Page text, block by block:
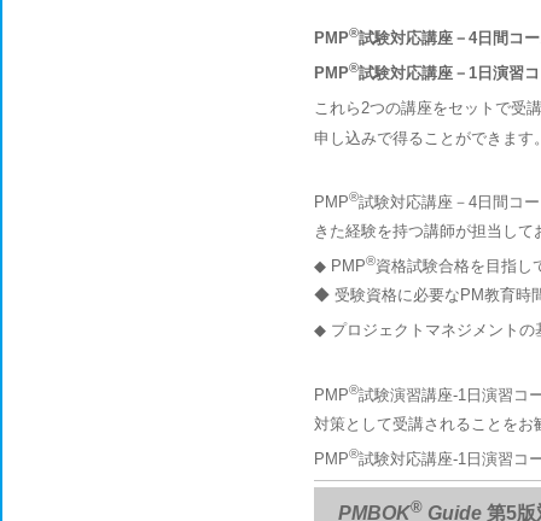
PMP®試験対応講座－4日間コ
PMP®試験対応講座－1日演習
これら2つの講座をセットで受
申し込みで得ることができます
PMP®試験対応講座－4日間コ
きた経験を持つ講師が担当し
◆ PMP®資格試験合格を目指し
◆ 受験資格に必要なPM教育時
◆ プロジェクトマネジメントの
PMP®試験演習講座-1日演習コ
対策として受講されることをお
PMP®試験対応講座-1日演習コ
PMBOK® Guide 第5